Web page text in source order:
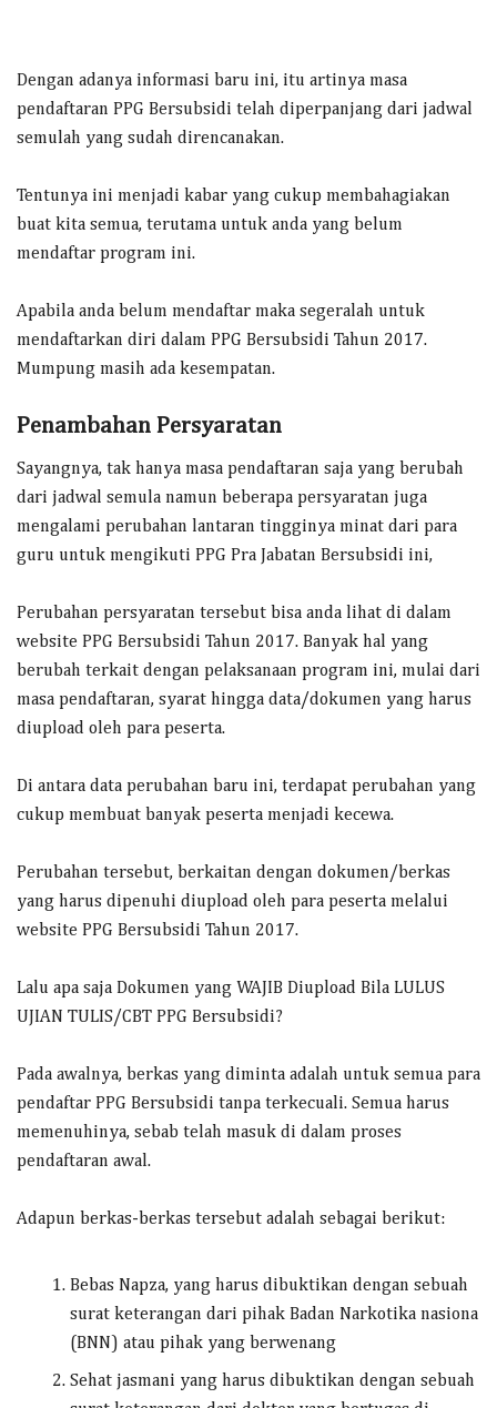
Dengan adanya informasi baru ini, itu artinya masa
pendaftaran PPG Bersubsidi telah diperpanjang dari jadwal
semulah yang sudah direncanakan.
Tentunya ini menjadi kabar yang cukup membahagiakan
buat kita semua, terutama untuk anda yang belum
mendaftar program ini.
Apabila anda belum mendaftar maka segeralah untuk
mendaftarkan diri dalam PPG Bersubsidi Tahun 2017.
Mumpung masih ada kesempatan.
Penambahan Persyaratan
Sayangnya, tak hanya masa pendaftaran saja yang berubah
dari jadwal semula namun beberapa persyaratan juga
mengalami perubahan lantaran tingginya minat dari para
guru untuk mengikuti PPG Pra Jabatan Bersubsidi ini,
Perubahan persyaratan tersebut bisa anda lihat di dalam
website PPG Bersubsidi Tahun 2017. Banyak hal yang
berubah terkait dengan pelaksanaan program ini, mulai dari
masa pendaftaran, syarat hingga data/dokumen yang harus
diupload oleh para peserta.
Di antara data perubahan baru ini, terdapat perubahan yang
cukup membuat banyak peserta menjadi kecewa.
Perubahan tersebut, berkaitan dengan dokumen/berkas
yang harus dipenuhi diupload oleh para peserta melalui
website PPG Bersubsidi Tahun 2017.
Lalu apa saja Dokumen yang WAJIB Diupload Bila LULUS
UJIAN TULIS/CBT PPG Bersubsidi?
Pada awalnya, berkas yang diminta adalah untuk semua para
pendaftar PPG Bersubsidi tanpa terkecuali. Semua harus
memenuhinya, sebab telah masuk di dalam proses
pendaftaran awal.
Adapun berkas-berkas tersebut adalah sebagai berikut:
Bebas Napza, yang harus dibuktikan dengan sebuah
surat keterangan dari pihak Badan Narkotika nasiona
(BNN) atau pihak yang berwenang
Sehat jasmani yang harus dibuktikan dengan sebuah